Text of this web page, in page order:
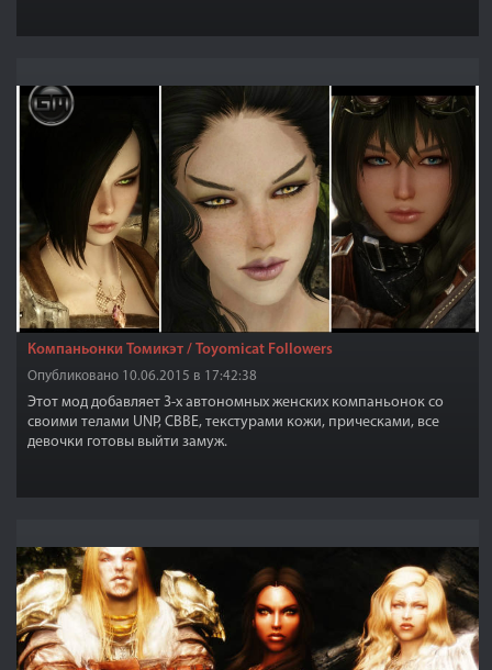
Компаньонки Томикэт / Toyomicat Followers
Опубликовано 10.06.2015 в 17:42:38
Этот мод добавляет 3-х автономных женских компаньонок со
своими телами UNP, CBBE, текстурами кожи, прическами, все
девочки готовы выйти замуж.